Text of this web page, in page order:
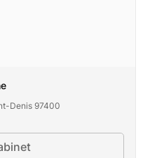
Denis 97400